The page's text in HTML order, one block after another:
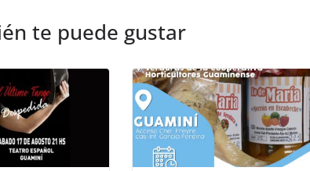
te puede gustar